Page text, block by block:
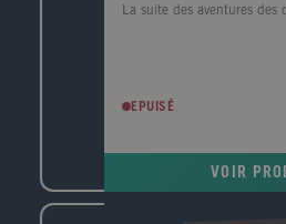
La suite des aventures des
EPUISÉ
VOIR